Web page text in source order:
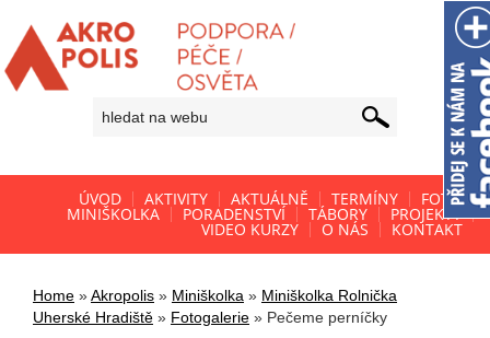
ÚVOD AKTIVITY AKTUÁLNĚ TERMÍNY FOTO
MINIŠKOLKA PORADENSTVÍ TÁBORY PROJEKTY
VIDEO KURZY O NÁS KONTAKT
Home »Akropolis » Miniškolka » Miniškolka Rolnička
Uherské Hradiště » Fotogalerie » Pečeme perníčky